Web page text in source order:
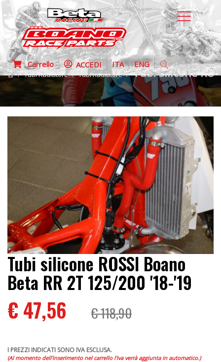
Carrello ACCEDI ITA ENG
Tubi Radiatore Tubi Radiatore Tubi silicone
Tubi silicone ROSSI Boano
Beta RR 2T 125/200 '18-'19
€ 47,56 € 118,90
I PREZZI INDICATI SONO IVA ESCLUSA.
(Al momento dell'inserimento nel carrello l'iva verrà aggiunta in automatico.)